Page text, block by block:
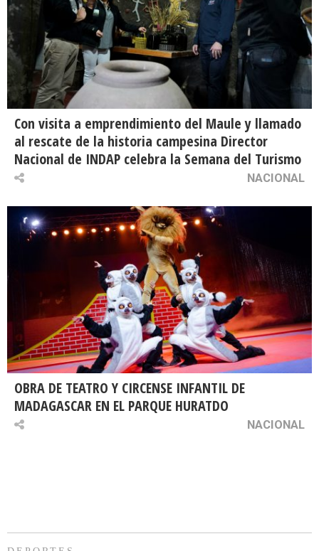
Con visita a emprendimiento del Maule y llamado
al rescate de la historia campesina Director
Nacional de INDAP celebra la Semana del Turismo
NACIONAL
OBRA DE TEATRO Y CIRCENSE INFANTIL DE
MADAGASCAR EN EL PARQUE HURATDO
NACIONAL